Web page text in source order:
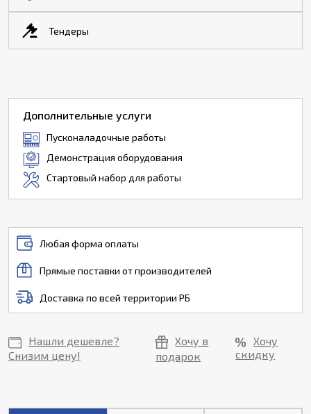
Тендеры
Дополнительные услуги
Пусконаладочные работы
Демонстрация оборудования
Стартовый набор для работы
Любая форма оплаты
Прямые поставки от производителей
Доставка по всей территории РБ
Нашли дешевле?
Снизим цену!
Хочу в
подарок
Хочу
скидку